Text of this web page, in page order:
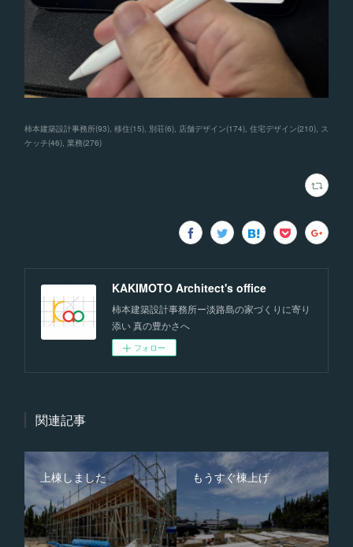
柿本建築設計事務所(93) 移住(15) 別荘(6) 店舗デザイン(174) 住宅デザイン(210) ス
ケッチ(46) 業務(276)
KAKIMOTO Architect's office
柿本建築設計事務所ー淡路島の家づくりに寄り
添い 真の豊かさへ
フォロー
関連記事
上棟しました もうすぐ棟上げ